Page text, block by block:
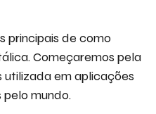
principais de como
Começaremos pela
utilizada em aplicações
mundo.